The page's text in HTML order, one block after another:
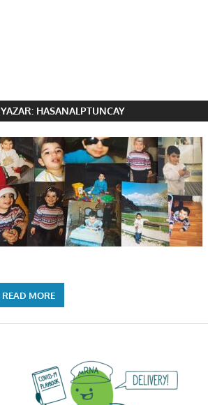
YAZAR: HASANALPTUNCAY
READ MORE